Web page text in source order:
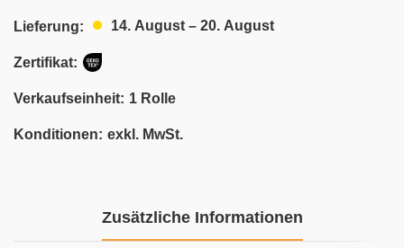
Lieferung: 14. August – 20. August
Zertifikat:
Verkaufseinheit: 1 Rolle
Konditionen: exkl. MwSt.
Zusätzliche Informationen